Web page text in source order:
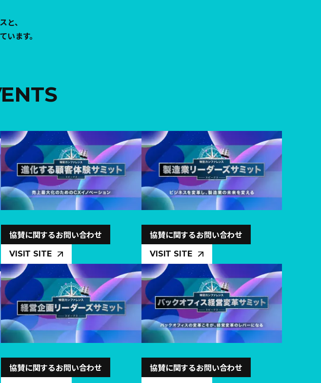
と、
ます。
協賛に関するお問い合わせ
VISIT SITE
協賛に関するお問い合わせ
VISIT SITE
協賛に関するお問い合わせ 協賛に関するお問い合わせ